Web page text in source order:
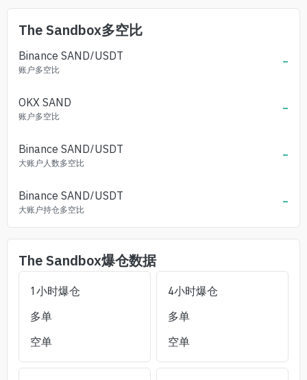
The Sandbox多空比
Binance SAND/USDT
账户多空比 -
OKX SAND
账户多空比 -
Binance SAND/USDT
大账户人数多空比 -
Binance SAND/USDT
大账户持仓多空比 -
The Sandbox爆仓数据
1小时爆仓
多单
空单
4小时爆仓
多单
空单